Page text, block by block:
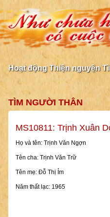
Hoạt động Thiện nguyện
TÌM NGƯỜI THÂN
MS10811: Trịnh Xuân
Họ và tên: Trịnh Văn Ngợn
Tên cha: Trịnh Văn Trữ
Tên mẹ: Đỗ Thị Ỉm
Năm thất lạc: 1965